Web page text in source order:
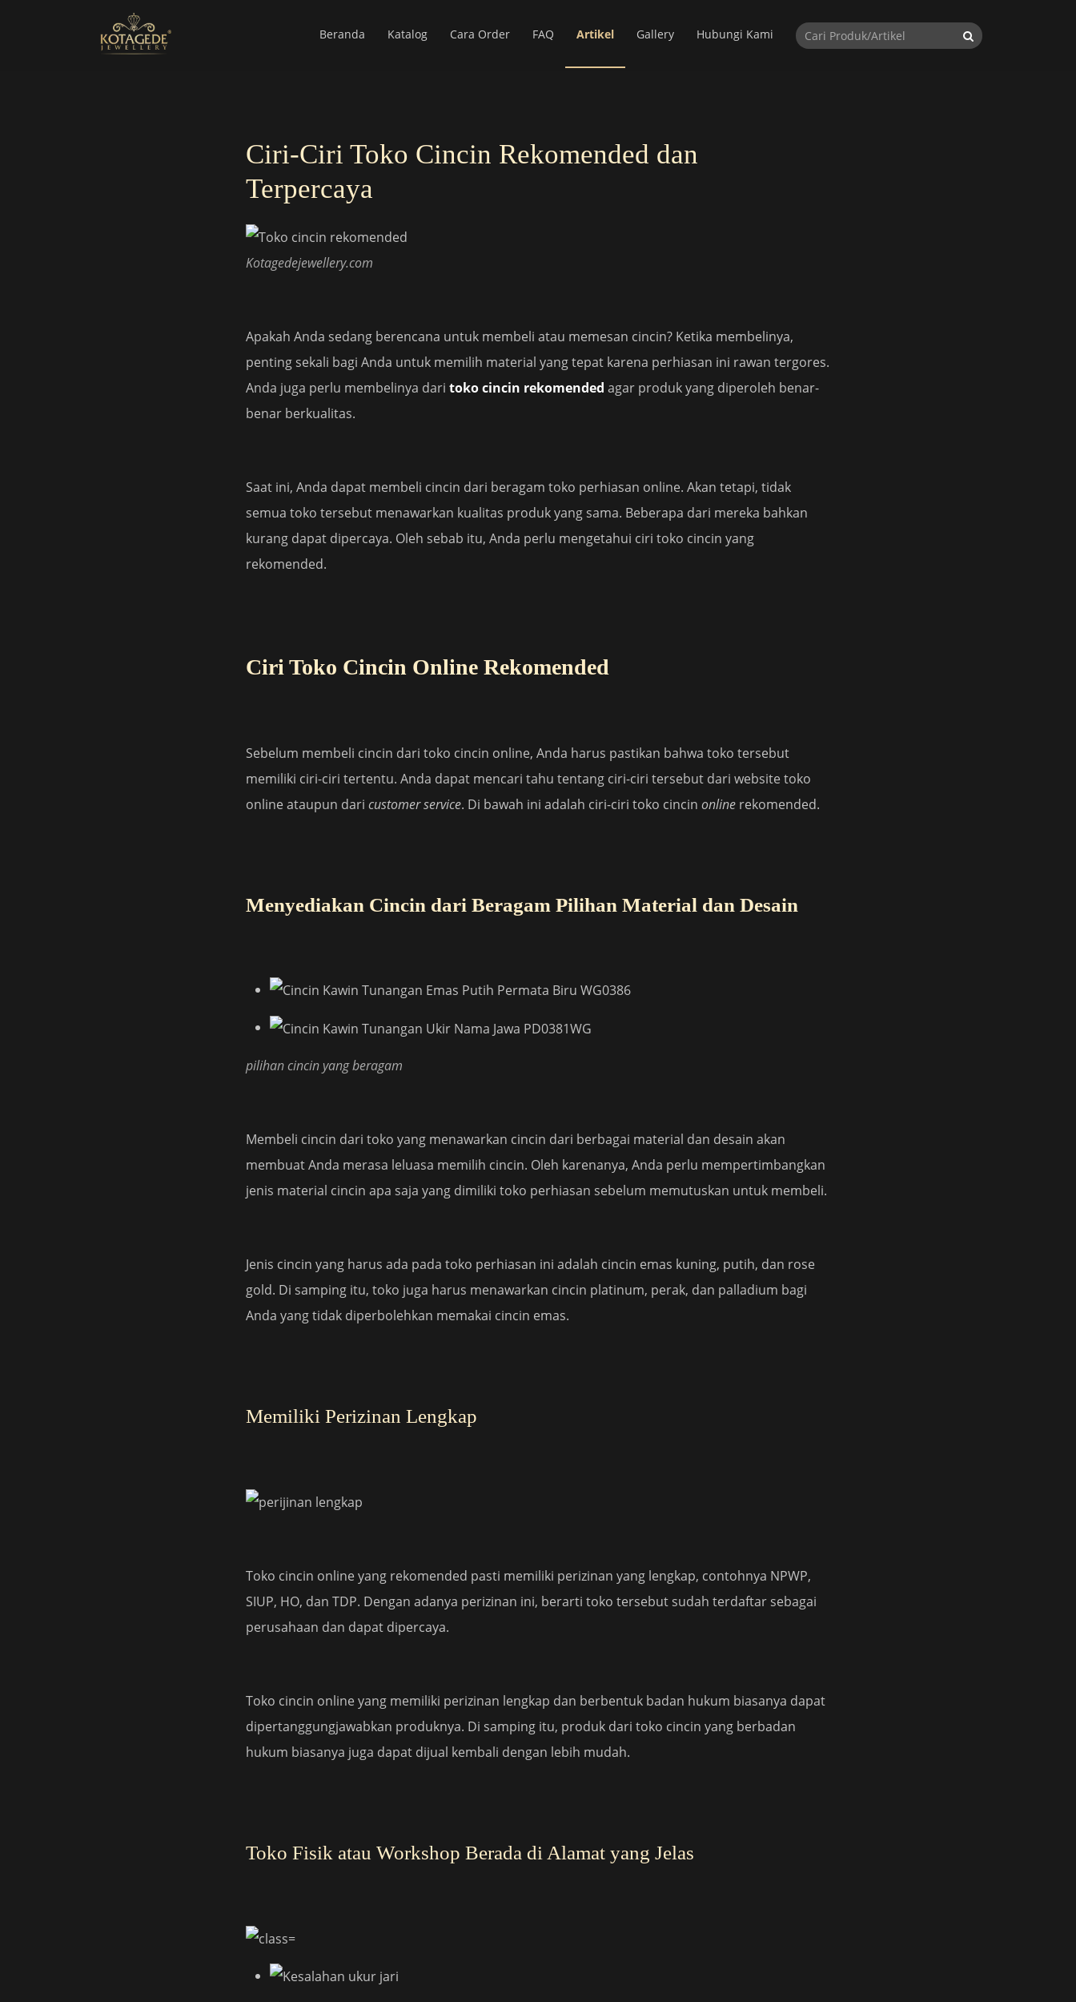
Beranda Katalog Cara Order FAQ Artikel Gallery Hubungi Kami
Ciri-Ciri Toko Cincin Rekomended dan
Terpercaya
Kotagedejewellery.com
Apakah Anda sedang berencana untuk membeli atau memesan cincin? Ketika membelinya,
penting sekali bagi Anda untuk memilih material yang tepat karena perhiasan ini rawan tergores.
Anda juga perlu membelinya dari toko cincin rekomended agar produk yang diperoleh benar-
benar berkualitas.
Saat ini, Anda dapat membeli cincin dari beragam toko perhiasan online. Akan tetapi, tidak
semua toko tersebut menawarkan kualitas produk yang sama. Beberapa dari mereka bahkan
kurang dapat dipercaya. Oleh sebab itu, Anda perlu mengetahui ciri toko cincin yang
rekomended.
Ciri Toko Cincin Online Rekomended
Sebelum membeli cincin dari toko cincin online, Anda harus pastikan bahwa toko tersebut
memiliki ciri-ciri tertentu. Anda dapat mencari tahu tentang ciri-ciri tersebut dari website toko
online ataupun dari customer service. Di bawah ini adalah ciri-ciri toko cincin online rekomended.
Menyediakan Cincin dari Beragam Pilihan Material dan Desain
pilihan cincin yang beragam
Membeli cincin dari toko yang menawarkan cincin dari berbagai material dan desain akan
membuat Anda merasa leluasa memilih cincin. Oleh karenanya, Anda perlu mempertimbangkan
jenis material cincin apa saja yang dimiliki toko perhiasan sebelum memutuskan untuk membeli.
Jenis cincin yang harus ada pada toko perhiasan ini adalah cincin emas kuning, putih, dan rose
gold. Di samping itu, toko juga harus menawarkan cincin platinum, perak, dan palladium bagi
Anda yang tidak diperbolehkan memakai cincin emas.
Memiliki Perizinan Lengkap
Toko cincin online yang rekomended pasti memiliki perizinan yang lengkap, contohnya NPWP,
SIUP, HO, dan TDP. Dengan adanya perizinan ini, berarti toko tersebut sudah terdaftar sebagai
perusahaan dan dapat dipercaya.
Toko cincin online yang memiliki perizinan lengkap dan berbentuk badan hukum biasanya dapat
dipertanggungjawabkan produknya. Di samping itu, produk dari toko cincin yang berbadan
hukum biasanya juga dapat dijual kembali dengan lebih mudah.
Toko Fisik atau Workshop Berada di Alamat yang Jelas